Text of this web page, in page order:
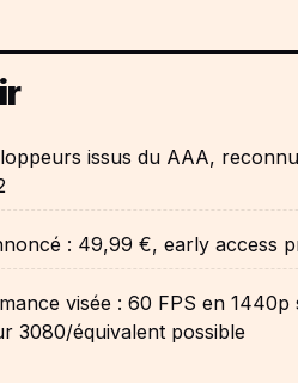
issus du AAA,
: 49,99 €, early access
visée : 60 FPS en
3080/équivalent possible